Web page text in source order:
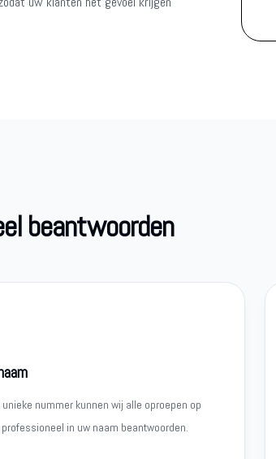
beantwoorden
unieke nummer kunnen wij alle oproepen op
in uw naam beantwoorden.